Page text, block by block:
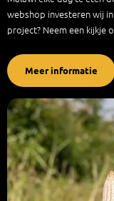
webshop investeren wij
project? Neem een kijkje
Meer informatie